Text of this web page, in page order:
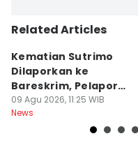
Related Articles
Kematian Sutrimo
Dilaporkan ke
Bareskrim, Pelapor
Minta Ekshumasi
09 Agu 2026, 11:25 WIB
News